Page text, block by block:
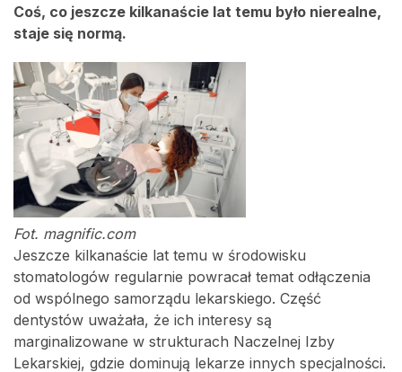
Coś, co jeszcze kilkanaście lat temu było nierealne,
staje się normą.
Fot. magnific.com
Jeszcze kilkanaście lat temu w środowisku
stomatologów regularnie powracał temat odłączenia
od wspólnego samorządu lekarskiego. Część
dentystów uważała, że ich interesy są
marginalizowane w strukturach Naczelnej Izby
Lekarskiej, gdzie dominują lekarze innych specjalności.